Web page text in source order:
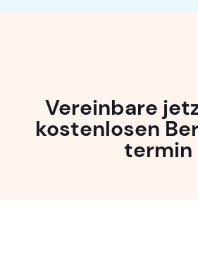
Vereinbare
kosten­losen
termin